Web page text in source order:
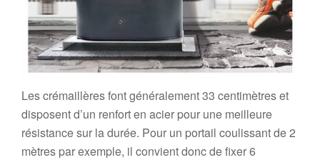
Les crémaillères font généralement 33 centimètres et
disposent d’un renfort en acier pour une meilleure
résistance sur la durée. Pour un portail coulissant de 2
mètres par exemple, il convient donc de fixer 6